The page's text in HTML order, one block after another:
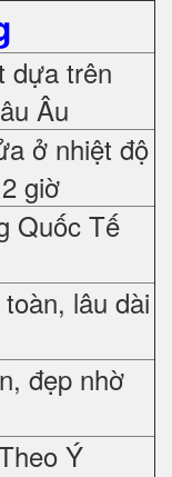
dựa trên
Âu
ở nhiệt độ
giờ
Quốc Tế
lâu dài
đẹp nhờ
Ý